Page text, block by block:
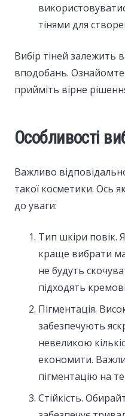
тінями для
Вибір тіней залежить
вподобань.
прийміть вірне
Особливості
Важливо
такої косметики. Ось
до уваги:
Тип шкіри повік.
краще вибрати
не будуть
підходять
Пігментація.
забезпечують
невеликою
економити.
пігментацію на
Стійкість.